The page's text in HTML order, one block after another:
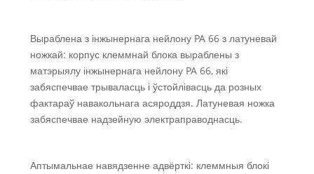
Выраблена з інжынернага нейлону PA 66 з латуневай
ножкай: корпус клеммнай блока выраблены з
матэрыялу інжынернага нейлону PA 66, які
забяспечвае трываласць і ўстойлівасць да розных
фактараў навакольнага асяроддзя. Латуневая ножка
забяспечвае надзейную электраправоднасць.
Аптымальнае навядзенне адвёрткі: клеммныя блокі